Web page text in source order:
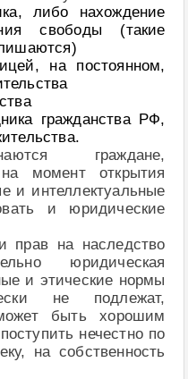
либо нахождение
свободы (такие
на постоянном,
гражданства РФ,
граждане,
момент открытия
и интеллектуальные
и юридические
прав на наследство
юридическая
и этические нормы
не подлежат,
быть хорошим
нечестно по
на собственность